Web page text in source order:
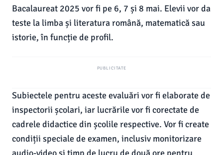
Bacalaureat 2025 vor fi pe 6, 7 și 8 mai. Elevii vor da
teste la limba și literatura română, matematică sau
istorie, în funcție de profil.
PUBLICITATE
Subiectele pentru aceste evaluări vor fi elaborate de
inspectorii școlari, iar lucrările vor fi corectate de
cadrele didactice din școlile respective. Vor fi create
condiții speciale de examen, inclusiv monitorizare